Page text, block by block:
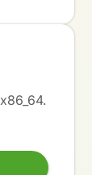
لأغلب توزيعات لينكس، متوافق مع معمارية x86_64.